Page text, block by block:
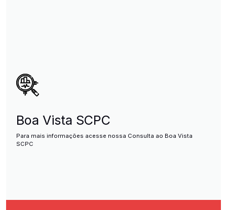
Boa Vista SCPC
Para mais informações acesse nossa Consulta ao Boa Vista
SCPC